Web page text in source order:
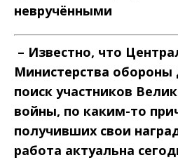
невручёнными
– Известно, что
Министерства обороны
поиск участников
войны, по каким-то
получивших свои
работа актуальна